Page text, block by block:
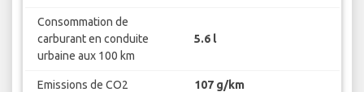
Consommation de
carburant en conduite
urbaine aux 100 km
5.6 l
Emissions de CO2 107 g/km